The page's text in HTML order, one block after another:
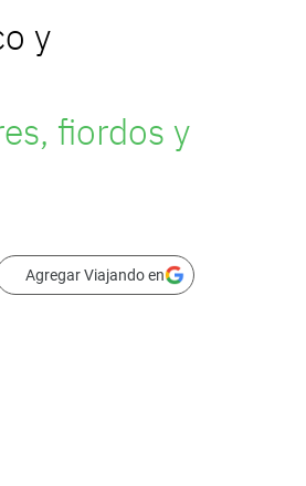
y
fiordos y
Agregar Viajando en